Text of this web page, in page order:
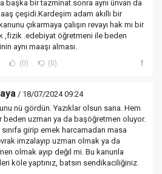
başka bir tazminat.sonra aynı ünvan da
çeşidi.Kardeşim adam akıllı bir
çıkarmaya çalışın revayı hak mı bir
,fizik .edebiyat öğretmeni ile beden
aynı maaşı alması.
(0) (0)
/ 18/07/2024 09:24
nü gördün. Yazıklar olsun sana. Hem
beden uzman ya da başöğretmen oluyor.
girip emek harcamadan masa
imzalayıp uzman olmak ya da
olmak ayıp değil mi. Bu kanunla
köle yaptınız, batsın sendikaciliğiniz.